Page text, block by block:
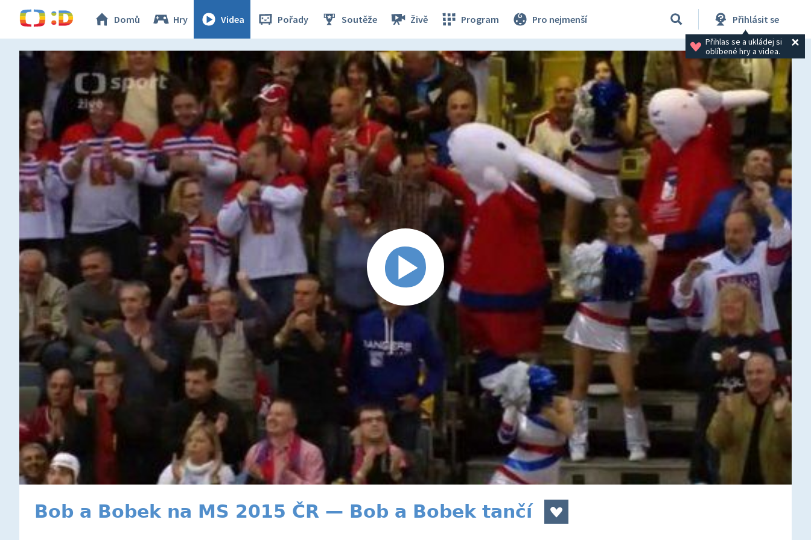
Domů Hry Videa Pořady Soutěže Živě Program Pro nejmenší Přihlásit se
Přihlas se a ukládej si
oblíbené hry a videa.
Bob a Bobek na MS 2015 ČR — Bob a Bobek tančí